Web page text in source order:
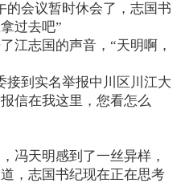
会议暂时休会了，志国书
过去吧”
志国的声音，“天明啊，
到实名举报中川区川江大
信在我这里，您看怎么
天明感到了一丝异样，
，志国书纪现在正在思考